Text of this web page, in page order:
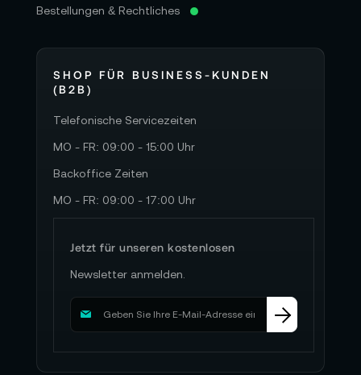
Bestellungen & Rechtliches
SHOP FÜR BUSINESS-KUNDEN
(B2B)
Telefonische Servicezeiten
MO - FR: 09:00 - 15:00 Uhr
Backoffice Zeiten
MO - FR: 09:00 - 17:00 Uhr
Jetzt für unseren kostenlosen
Newsletter anmelden.
M
d